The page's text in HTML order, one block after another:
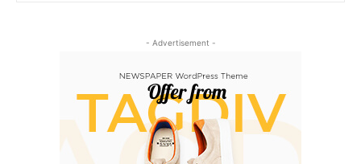
- Advertisement -